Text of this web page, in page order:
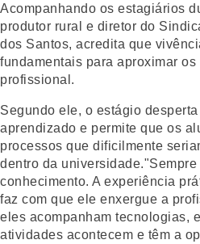
Acompanhando os estagiários
produtor rural e diretor do
dos Santos, acredita que
fundamentais para aproximar
profissional.
Segundo ele, o estágio
aprendizado e permite que os
processos que dificilmente
dentro da
conhecimento. A experiência
faz com que ele enxergue a
eles acompanham tecnologias,
atividades acontecem e têm a